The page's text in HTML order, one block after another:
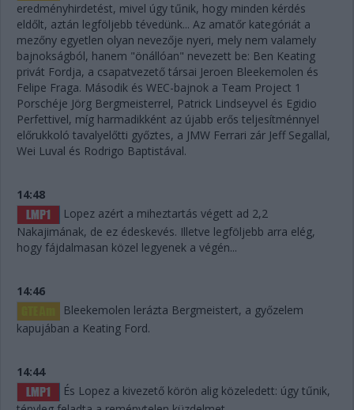
eredményhirdetést, mivel úgy tűnik, hogy minden kérdés
eldőlt, aztán legföljebb tévedünk... Az amatőr kategóriát a
mezőny egyetlen olyan nevezője nyeri, mely nem valamely
bajnokságból, hanem "önállóan" nevezett be: Ben Keating
privát Fordja, a csapatvezető társai Jeroen Bleekemolen és
Felipe Fraga. Második és WEC-bajnok a Team Project 1
Porschéje Jörg Bergmeisterrel, Patrick Lindseyvel és Egidio
Perfettivel, míg harmadikként az újabb erős teljesítménnyel
előrukkoló tavalyelőtti győztes, a JMW Ferrari zár Jeff Segallal,
Wei Luval és Rodrigo Baptistával.
14:48
Lopez azért a miheztartás végett ad 2,2
Nakajimának, de ez édeskevés. Illetve legföljebb arra elég,
hogy fájdalmasan közel legyenek a végén...
14:46
Bleekemolen lerázta Bergmeistert, a győzelem
kapujában a Keating Ford.
14:44
És Lopez a kivezető körön alig közeledett: úgy tűnik,